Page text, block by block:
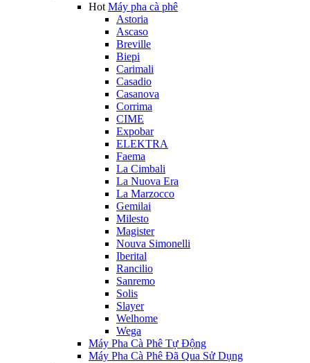
Hot Máy pha cà phê
Astoria
Ascaso
Breville
Biepi
Carimali
Casadio
Casanova
Corrima
CIME
Expobar
ELEKTRA
Faema
La Cimbali
La Nuova Era
La Marzocco
Gemilai
Milesto
Magister
Nouva Simonelli
Iberital
Rancilio
Sanremo
Solis
Slayer
Welhome
Wega
Máy Pha Cà Phê Tự Động
Máy Pha Cà Phê Đã Qua Sử Dụng